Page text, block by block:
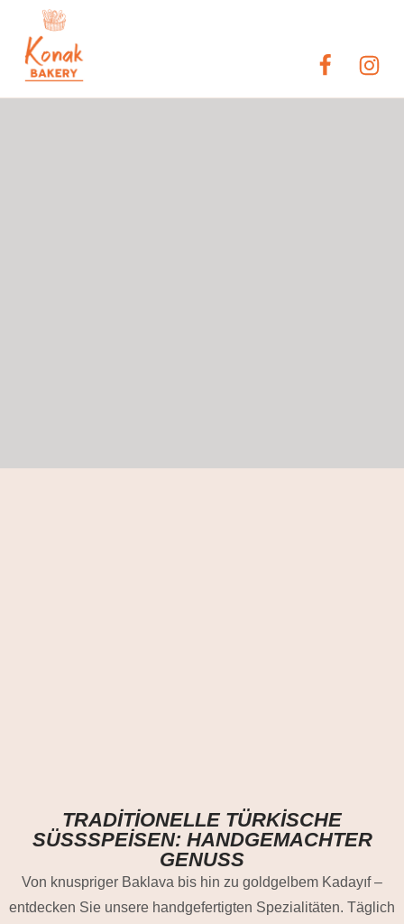
TRADITIONELLE TÜRKISCHE
SÜSSSPEISEN: HANDGEMACHTER G
ENUSS
Von knuspriger Baklava bis hin zu goldgelbem Kadayıf –
entdecken Sie unsere handgefertigten Spezialitäten. Täglich